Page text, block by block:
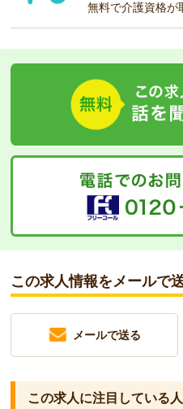
無料で介護資格が
この求人情報をメールで
メールで送る
この求人に注目している